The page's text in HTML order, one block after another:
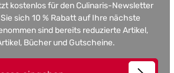
kostenlos für den Culinaris-Newsletter
sich 10 % Rabatt auf Ihre nächste
sind bereits reduzierte Artikel,
Bücher und Gutscheine.